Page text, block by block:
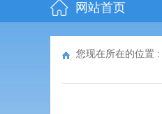
网站首页
您现在所在的位置 :